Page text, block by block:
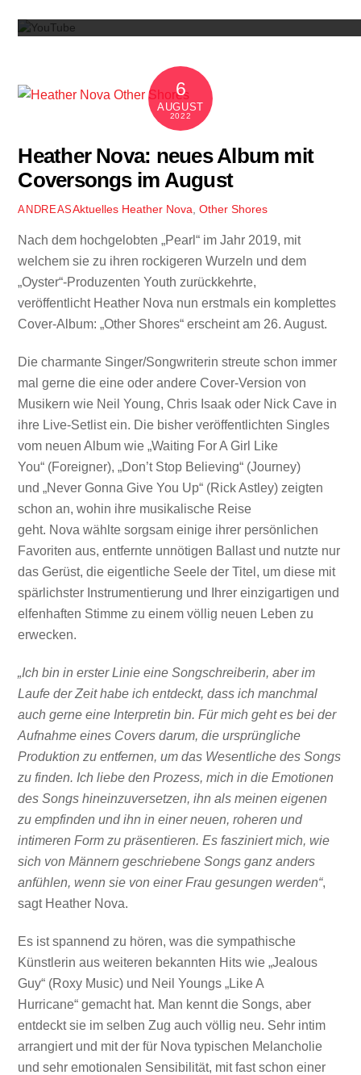
6
AUGUST
2022
Heather Nova: neues Album mit
Coversongs im August
ANDREASAktuelles Heather Nova Other Shores
Nach dem hochgelobten „Pearl“ im Jahr 2019, mit
welchem sie zu ihren rockigeren Wurzeln und dem
„Oyster“-Produzenten Youth zurückkehrte,
veröffentlicht Heather Nova nun erstmals ein komplettes
Cover-Album: „Other Shores“ erscheint am 26. August.
Die charmante Singer/Songwriterin streute schon immer
mal gerne die eine oder andere Cover-Version von
Musikern wie Neil Young, Chris Isaak oder Nick Cave in
ihre Live-Setlist ein. Die bisher veröffentlichten Singles
vom neuen Album wie „Waiting For A Girl Like
You“ (Foreigner), „Don’t Stop Believing“ (Journey)
und „Never Gonna Give You Up“ (Rick Astley) zeigten
schon an, wohin ihre musikalische Reise
geht. Nova wählte sorgsam einige ihrer persönlichen
Favoriten aus, entfernte unnötigen Ballast und nutzte nur
das Gerüst, die eigentliche Seele der Titel, um diese mit
spärlichster Instrumentierung und Ihrer einzigartigen und
elfenhaften Stimme zu einem völlig neuen Leben zu
erwecken.
„Ich bin in erster Linie eine Songschreiberin, aber im
Laufe der Zeit habe ich entdeckt, dass ich manchmal
auch gerne eine Interpretin bin. Für mich geht es bei der
Aufnahme eines Covers darum, die ursprüngliche
Produktion zu entfernen, um das Wesentliche des Songs
zu finden. Ich liebe den Prozess, mich in die Emotionen
des Songs hineinzuversetzen, ihn als meinen eigenen
zu empfinden und ihn in einer neuen, roheren und
intimeren Form zu präsentieren. Es fasziniert mich, wie
sich von Männern geschriebene Songs ganz anders
anfühlen, wenn sie von einer Frau gesungen werden“,
sagt Heather Nova.
Es ist spannend zu hören, was die sympathische
Künstlerin aus weiteren bekannten Hits wie „Jealous
Guy“ (Roxy Music) und Neil Youngs „Like A
Hurricane“ gemacht hat. Man kennt die Songs, aber
entdeckt sie im selben Zug auch völlig neu. Sehr intim
arrangiert und mit der für Nova typischen Melancholie
und sehr emotionalen Sensibilität, mit fast schon einer